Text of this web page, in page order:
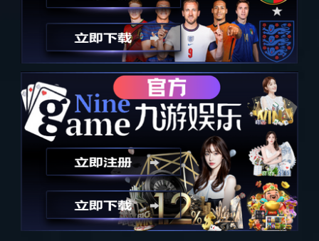
朋友侬好城市生活节
下一个
详细内容